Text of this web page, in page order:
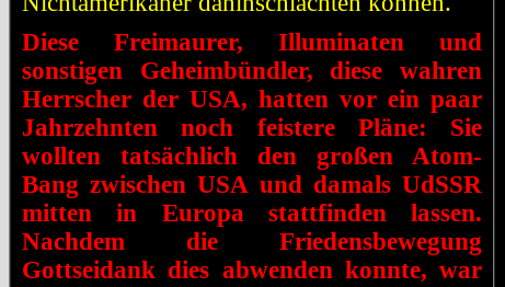
Diese Freimaurer, Illuminaten und
sonstigen Geheimbündler, diese wahren
Herrscher der USA, hatten vor ein paar
Jahrzehnten noch feistere Pläne: Sie
wollten tatsächlich den großen Atom-
Bang zwischen USA und damals UdSSR
mitten in Europa stattfinden lassen.
Nachdem die Friedensbewegung
Gottseidank dies abwenden konnte, war